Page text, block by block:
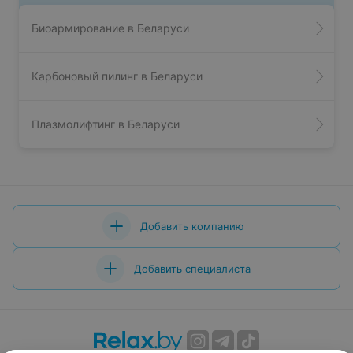
натянутость и гладкость, но то, что произошло с моим
лицом спустя некоторое время, ещё больше приятно
моложе. Не знаю, как сравнить эту процедуру с
золотым рукам Юли! Огромное спасибо всему
Биоармирование в Беларуси
Карбоновый пилинг в Беларуси
Плазмолифтинг в Беларуси
Добавить компанию
Добавить специалиста